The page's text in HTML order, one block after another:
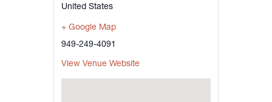
United States
+ Google Map
949-249-4091
View Venue Website